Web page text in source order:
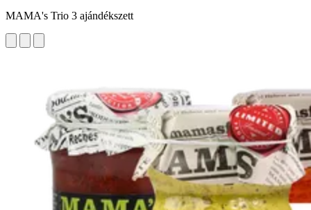
MAMA's Trio 3 ajándékszett